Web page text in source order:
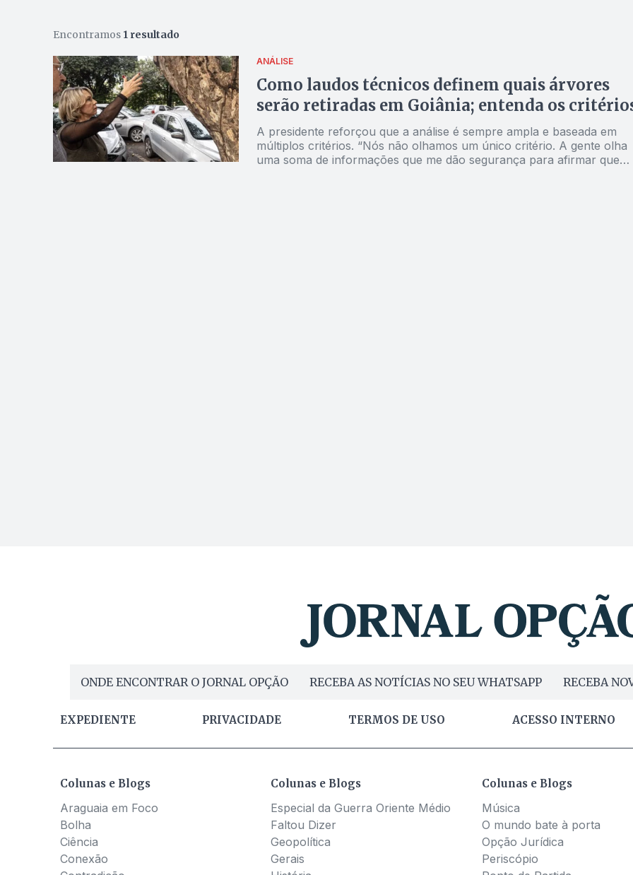
Encontramos 1 resultado
ANÁLISE
Como laudos técnicos definem quais árvores
serão retiradas em Goiânia; entenda os
A presidente reforçou que a análise é sempre ampla e baseada em
múltiplos critérios. “Nós não olhamos um único critério. A gente olha
uma soma de informações que me dão segurança para afirmar que
ONDE ENCONTRAR O JORNAL OPÇÃO RECEBA AS NOTÍCIAS NO SEU WHATSAPP RECEBA
EXPEDIENTE PRIVACIDADE TERMOS DE USO ACESSO INTERNO
Colunas e Blogs
Araguaia em Foco
Bolha
Ciência
Conexão
Colunas e Blogs
Especial da Guerra Oriente Médio
Faltou Dizer
Geopolítica
Gerais
Colunas e Blogs
Música
O mundo bate à porta
Opção Jurídica
Periscópio